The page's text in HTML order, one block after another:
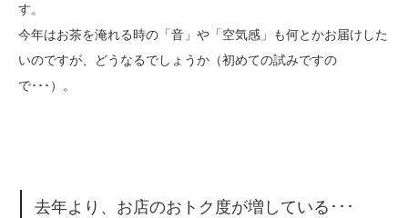
す。
今年はお茶を淹れる時の「音」や「空気感」も何とかお届けした
いのですが、どうなるでしょうか（初めての試みですの
で･･･）。
去年より、お店のおトク度が増している･･･